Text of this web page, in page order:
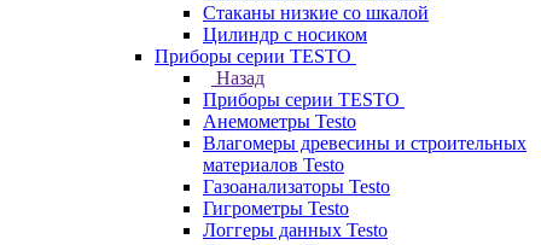
Стаканы низкие со шкалой
Цилиндр с носиком
Приборы серии TESTO
Назад
Приборы серии TESTO
Анемометры Testo
Влагомеры древесины и строительных
материалов Testo
Газоанализаторы Testo
Гигрометры Testo
Логгеры данных Testo